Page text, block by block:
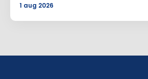
1 aug 2026